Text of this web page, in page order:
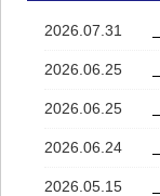
2026.07.31
2026.06.25
2026.06.25
2026.06.24
2026.05.15